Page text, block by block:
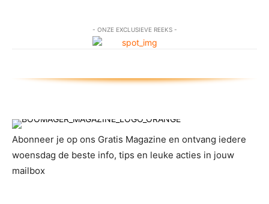
- ONZE EXCLUSIEVE REEKS -
Abonneer je op ons Gratis Magazine en ontvang iedere
woensdag de beste info, tips en leuke acties in jouw
mailbox